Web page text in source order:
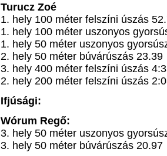
Turucz Zoé
1. hely 100 méter felszíni úszás
1. hely 100 méter uszonyos
1. hely 50 méter uszonyos
2. hely 50 méter búvárúszás 23.39
3. hely 400 méter felszíni úszás
2. hely 200 méter felszíni úszás
Ifjúsági:
Wórum Regő:
3. hely 50 méter uszonyos
3. hely 50 méter búvárúszás 20.97